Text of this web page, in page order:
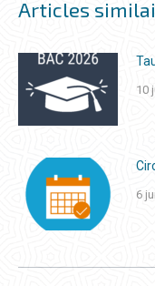
Articles
10
6